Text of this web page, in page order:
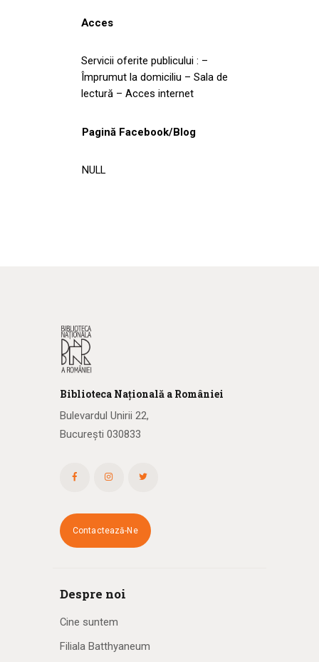
Acces
Servicii oferite publicului : –
Împrumut la domiciliu – Sala de
lectură – Acces internet
Pagină Facebook/Blog
NULL
Biblioteca Națională a României
Bulevardul Unirii 22,
București 030833
Contactează-Ne
Despre noi
Cine suntem
Filiala Batthyaneum